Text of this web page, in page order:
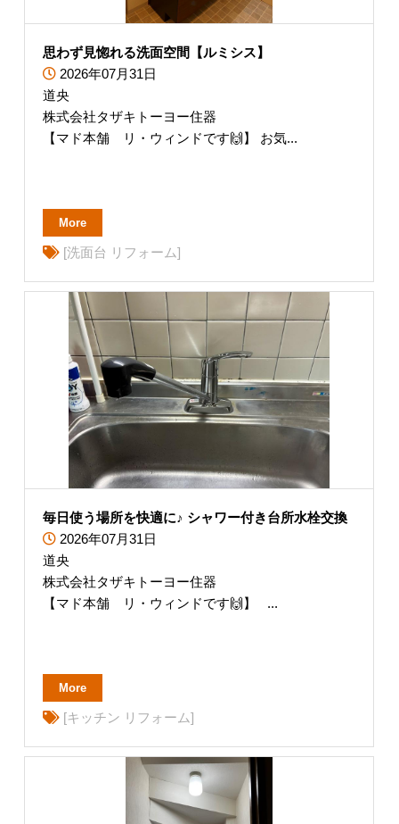
思わず見惚れる洗面空間【ルミシス】
2026年07月31日
道央
株式会社タザキトーヨー住器
【マド本舗 リ・ウィンドです🙌】 お気...
More
[洗面台 リフォーム]
毎日使う場所を快適に♪ シャワー付き台所水栓交換
2026年07月31日
道央
株式会社タザキトーヨー住器
【マド本舗 リ・ウィンドです🙌】 ...
More
[キッチン リフォーム]